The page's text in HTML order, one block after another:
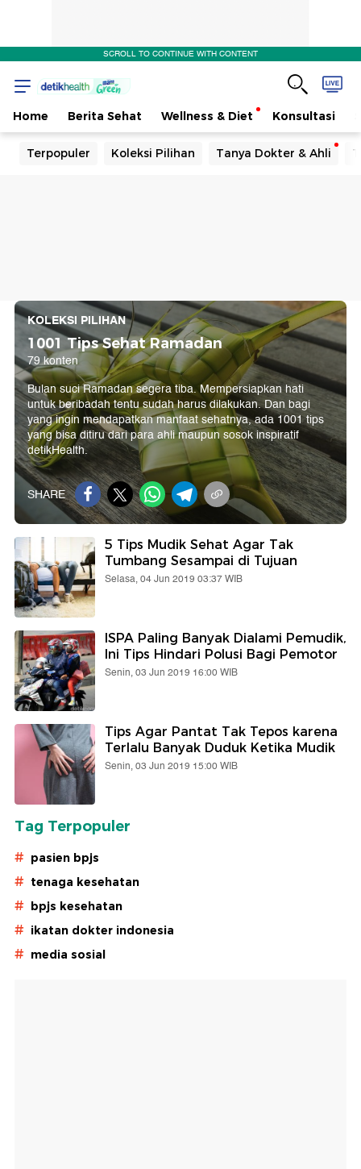
SCROLL TO CONTINUE WITH CONTENT
Home Berita Sehat Wellness & Diet Konsultasi
Terpopuler Koleksi Pilihan Tanya Dokter & Ahli
KOLEKSI PILIHAN
1001 Tips Sehat Ramadan
79 konten
Bulan suci Ramadan segera tiba. Mempersiapkan hati
untuk beribadah tentu sudah harus dilakukan. Dan bagi
yang ingin mendapatkan manfaat sehatnya, ada 1001 tips
yang bisa ditiru dari para ahli maupun sosok inspiratif
detikHealth.
SHARE
5 Tips Mudik Sehat Agar Tak
Tumbang Sesampai di Tujuan
Selasa, 04 Jun 2019 03:37 WIB
ISPA Paling Banyak Dialami Pemudik,
Ini Tips Hindari Polusi Bagi Pemotor
Senin, 03 Jun 2019 16:00 WIB
Tips Agar Pantat Tak Tepos karena
Terlalu Banyak Duduk Ketika Mudik
Senin, 03 Jun 2019 15:00 WIB
Tag Terpopuler
# pasien bpjs
# tenaga kesehatan
# bpjs kesehatan
# ikatan dokter indonesia
# media sosial